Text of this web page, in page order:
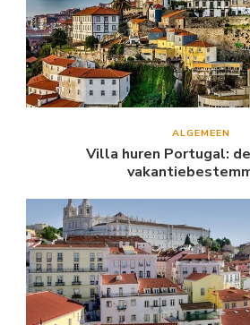
ALGEMEEN
Villa huren Portugal: